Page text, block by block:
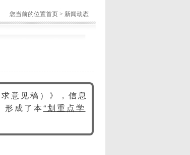
您当前的位置首页 > 新闻动态
意见稿）》，信息
形成了本“划重点学